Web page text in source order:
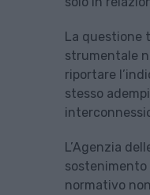
La questione
strumentale
riportare
stesso
L’Agenzia
sostenimento
normativo